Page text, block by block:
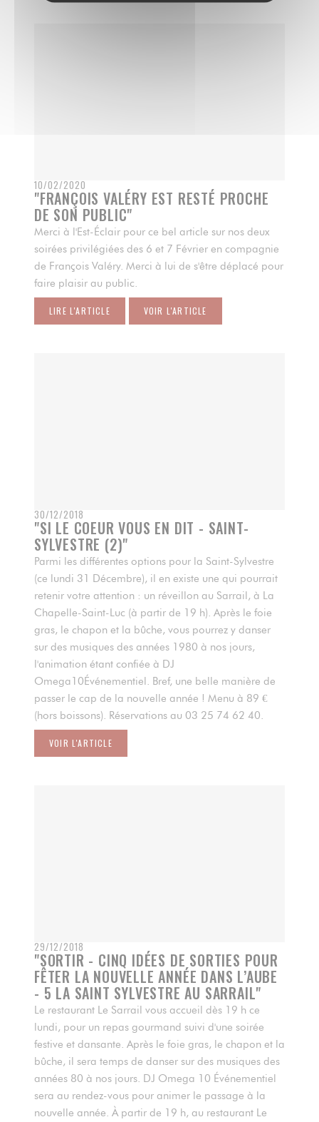
10/02/2020
"FRANÇOIS VALÉRY EST RESTÉ PROCHE
DE SON PUBLIC"
Merci à l'Est-Éclair pour ce bel article sur nos deux
soirées privilégiées des 6 et 7 Février en compagnie
de François Valéry. Merci à lui de s'être déplacé pour
faire plaisir au public.
LIRE L'ARTICLE((OUVRE UNE NOUVELLE FENÊTRE))
VOIR L'ARTICLE((OUVRE UNE NOUVELLE FENÊTRE))
30/12/2018
"SI LE COEUR VOUS EN DIT - SAINT-
SYLVESTRE (2)"
Parmi les différentes options pour la Saint-Sylvestre
(ce lundi 31 Décembre), il en existe une qui pourrait
retenir votre attention : un réveillon au Sarrail, à La
Chapelle-Saint-Luc (à partir de 19 h). Après le foie
gras, le chapon et la bûche, vous pourrez y danser
sur des musiques des années 1980 à nos jours,
l'animation étant confiée à DJ
Omega10Événementiel. Bref, une belle manière de
passer le cap de la nouvelle année ! Menu à 89 €
(hors boissons). Réservations au 03 25 74 62 40.
VOIR L'ARTICLE((OUVRE UNE NOUVELLE FENÊTRE))
29/12/2018
"SORTIR - CINQ IDÉES DE SORTIES POUR
FÊTER LA NOUVELLE ANNÉE DANS L’AUBE
- 5 LA SAINT SYLVESTRE AU SARRAIL"
Le restaurant Le Sarrail vous accueil dès 19 h ce
lundi, pour un repas gourmand suivi d'une soirée
festive et dansante. Après le foie gras, le chapon et la
bûche, il sera temps de danser sur des musiques des
années 80 à nos jours. DJ Omega 10 Événementiel
sera au rendez-vous pour animer le passage à la
nouvelle année. À partir de 19 h, au restaurant Le